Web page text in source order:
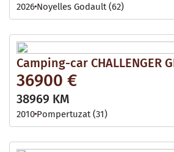
2026 Noyelles Godault (62)
Camping-car CHALLENGER
36900 €
38969 KM
2010 Pompertuzat (31)